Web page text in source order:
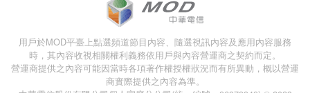
用戶於MOD平臺上點選頻道節目內容、隨選視訊內容及應用內容服務
時，其內容收視相關權利義務依用戶與內容營運商之契約而定。
營運商提供之內容可能因當時各項著作權授權狀況而有所異動，概以營運
商實際提供之內容為準。